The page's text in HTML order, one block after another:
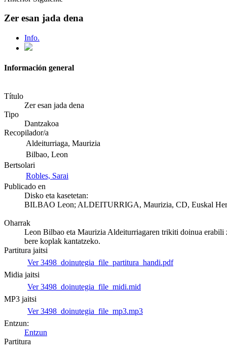
Zer esan jada dena
Info.
Información general
Título
Zer esan jada dena
Tipo
Dantzakoa
Recopilador/a
Aldeiturriaga, Maurizia
Bilbao, Leon
Bertsolari
Robles, Sarai
Publicado en
Disko eta kasetetan:
BILBAO Leon; ALDEITURRIGA, Maurizia, CD, Euskal
Oharrak
Leon Bilbao eta Maurizia Aldeiturriagaren trikiti doinua erabili
bere koplak kantatzeko.
Partitura jaitsi
Ver 3498_doinutegia_file_partitura_handi.pdf
Midia jaitsi
Ver 3498_doinutegia_file_midi.mid
MP3 jaitsi
Ver 3498_doinutegia_file_mp3.mp3
Entzun:
Entzun
Partitura